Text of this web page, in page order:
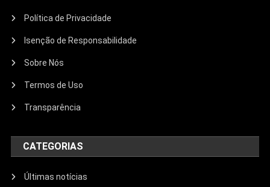
Política de Privacidade
Isenção de Responsabilidade
Sobre Nós
Termos de Uso
Transparência
CATEGORIAS
Últimas notícias